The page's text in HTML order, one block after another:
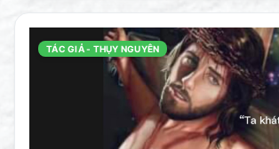
TÁC GIẢ - THỤY NGUYÊN